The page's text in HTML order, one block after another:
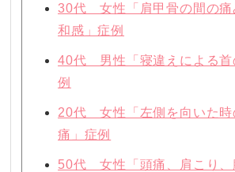
30代 女性「肩甲骨の間の痛
和感」症例
40代 男性「寝違えによる首
例
20代 女性「左側を向いた時
痛」症例
50代 女性「頭痛、肩こり、